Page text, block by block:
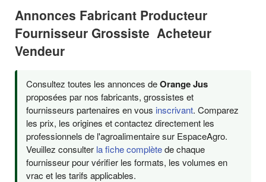
Annonces Fabricant Producteur
Fournisseur Grossiste Acheteur
Vendeur
Consultez toutes les annonces deOrange Jus
proposées par nos fabricants, grossistes et
fournisseurs partenaires en vous inscrivant. Comparez
les prix, les origines et contactez directement les
professionnels de l'agroalimentaire sur EspaceAgro.
Veuillez consulter la fiche complètede chaque
fournisseur pour vérifier les formats, les volumes en
vrac et les tarifs applicables.